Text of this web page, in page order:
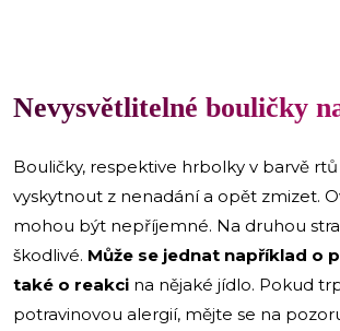
Nevysvětlitelné bouličky
Bouličky, respektive hrbolky v barvě
vyskytnout z nenadání a opět zmizet.
mohou být nepříjemné. Na druhou
škodlivé. Může se jednat například o
také o reakci na nějaké jídlo. Pokud
potravinovou alergií, mějte se na